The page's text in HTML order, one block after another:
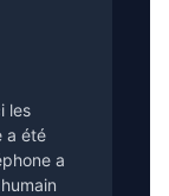
les
a été
a